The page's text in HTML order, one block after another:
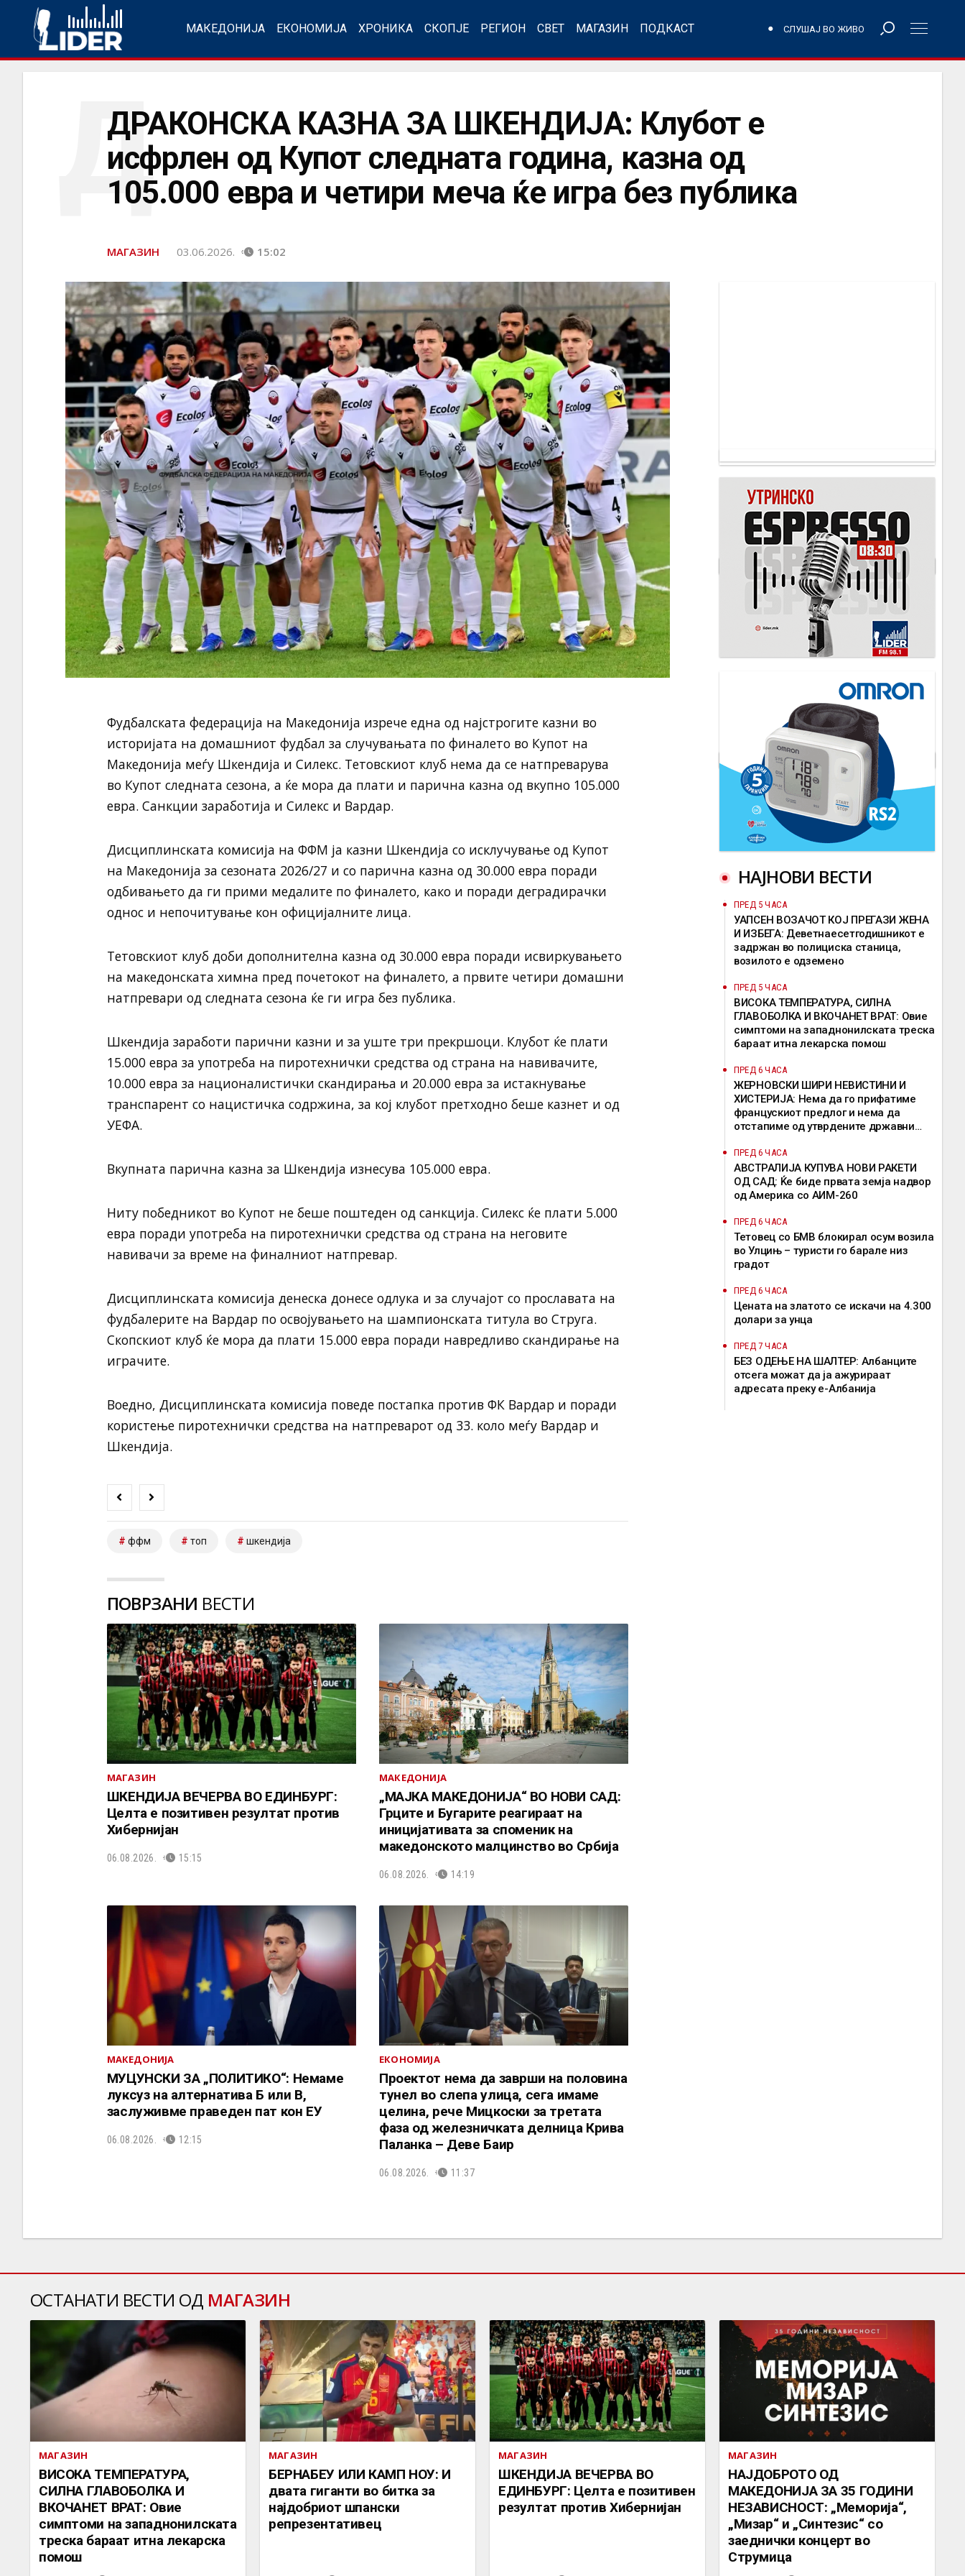
МАКЕДОНИЈА ЕКОНОМИЈА ХРОНИКА СКОПЈЕ РЕГИОН СВЕТ МАГАЗИН ПОДКАСТ СЛУШАЈ ВО ЖИВО
ДРАКОНСКА КАЗНА ЗА ШКЕНДИЈА: Клубот е
исфрлен од Купот следната година, казна од
105.000 евра и четири меча ќе игра без публика
Д
МАГАЗИН 03.06.2026. 15:02
Фудбалската федерација на Македонија изрече една од најстрогите казни во
историјата на домашниот фудбал за случувањата по финалето во Купот на
Македонија меѓу Шкендија и Силекс. Тетовскиот клуб нема да се натпреварува
во Купот следната сезона, а ќе мора да плати и парична казна од вкупно 105.000
евра. Санкции заработија и Силекс и Вардар.
Дисциплинската комисија на ФФМ ја казни Шкендија со исклучување од Купот
на Македонија за сезоната 2026/27 и со парична казна од 30.000 евра поради
одбивањето да ги прими медалите по финалето, како и поради деградирачки
однос и непочитување кон официјалните лица.
Тетовскиот клуб доби дополнителна казна од 30.000 евра поради исвиркувањето
на македонската химна пред почетокот на финалето, а првите четири домашни
натпревари од следната сезона ќе ги игра без публика.
Шкендија заработи парични казни и за уште три прекршоци. Клубот ќе плати
15.000 евра за употреба на пиротехнички средства од страна на навивачите,
10.000 евра за националистички скандирања и 20.000 евра за истакнување
транспарент со нацистичка содржина, за кој клубот претходно беше казнет и од
УЕФА.
Вкупната парична казна за Шкендија изнесува 105.000 евра.
Ниту победникот во Купот не беше поштеден од санкција. Силекс ќе плати 5.000
евра поради употреба на пиротехнички средства од страна на неговите
навивачи за време на финалниот натпревар.
Дисциплинската комисија денеска донесе одлука и за случајот со прославата на
фудбалерите на Вардар по освојувањето на шампионската титула во Струга.
Скопскиот клуб ќе мора да плати 15.000 евра поради навредливо скандирање на
играчите.
Воедно, Дисциплинската комисија поведе постапка против ФК Вардар и поради
користење пиротехнички средства на натпреварот од 33. коло меѓу Вардар и
Шкендија.
ффм топ шкендија
ПОВРЗАНИ ВЕСТИ
МАГАЗИН
ШКЕНДИЈА ВЕЧЕРВА ВО ЕДИНБУРГ:
Целта е позитивен резултат против
Хибернијан
06.08.2026. 15:15
МАКЕДОНИЈА
„МАЈКА МАКЕДОНИЈА“ ВО НОВИ САД:
Грците и Бугарите реагираат на
иницијативата за споменик на
македонското малцинство во Србија
06.08.2026. 14:19
МАКЕДОНИЈА
МУЦУНСКИ ЗА „ПОЛИТИКО“: Немаме
луксуз на алтернатива Б или В,
заслуживме праведен пат кон ЕУ
06.08.2026. 12:15
ЕКОНОМИЈА
Проектот нема да заврши на половина
тунел во слепа улица, сега имаме
целина, рече Мицкоски за третата
фаза од железничката делница Крива
Паланка – Деве Баир
06.08.2026. 11:37
НАЈНОВИ ВЕСТИ
ПРЕД 5 ЧАСА
УАПСЕН ВОЗАЧОТ КОЈ ПРЕГАЗИ ЖЕНА
И ИЗБЕГА: Деветнаесетгодишникот е
задржан во полициска станица,
возилото е одземено
ПРЕД 5 ЧАСА
ВИСОКА ТЕМПЕРАТУРА, СИЛНА
ГЛАВОБОЛКА И ВКОЧАНЕТ ВРАТ: Овие
симптоми на западнонилската треска
бараат итна лекарска помош
ПРЕД 6 ЧАСА
ЖЕРНОВСКИ ШИРИ НЕВИСТИНИ И
ХИСТЕРИЈА: Нема да го прифатиме
францускиот предлог и нема да
отстапиме од утврдените државни
ПРЕД 6 ЧАСА
АВСТРАЛИЈА КУПУВА НОВИ РАКЕТИ
ОД САД: Ќе биде првата земја надвор
од Америка со АИМ-260
ПРЕД 6 ЧАСА
Тетовец со БМВ блокирал осум возила
во Улцињ – туристи го барале низ
градот
ПРЕД 6 ЧАСА
Цената на златото се искачи на 4.300
долари за унца
ПРЕД 7 ЧАСА
БЕЗ ОДЕЊЕ НА ШАЛТЕР: Албанците
отсега можат да ја ажурираат
адресата преку е-Албанија
ОСТАНАТИ ВЕСТИ ОД МАГАЗИН
МАГАЗИН
ВИСОКА ТЕМПЕРАТУРА,
СИЛНА ГЛАВОБОЛКА И
ВКОЧАНЕТ ВРАТ: Овие
симптоми на западнонилската
треска бараат итна лекарска
помош
МАГАЗИН
БЕРНАБЕУ ИЛИ КАМП НОУ: И
двата гиганти во битка за
најдобриот шпански
репрезентативец
МАГАЗИН
ШКЕНДИЈА ВЕЧЕРВА ВО
ЕДИНБУРГ: Целта е позитивен
резултат против Хибернијан
МАГАЗИН
НАЈДОБРОТО ОД
МАКЕДОНИЈА ЗА 35 ГОДИНИ
НЕЗАВИСНОСТ: „Меморија“,
„Мизар“ и „Синтезис“ со
заеднички концерт во
Струмица